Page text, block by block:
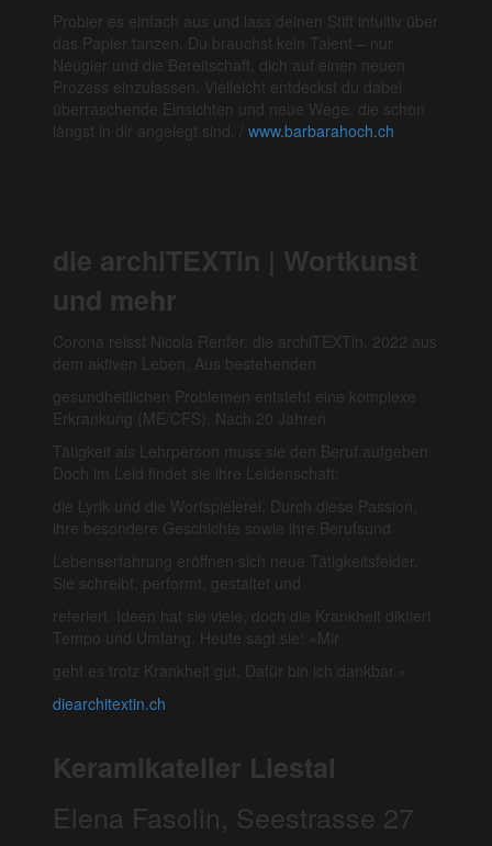
Probier es einfach aus und lass deinen Stift intuitiv über
das Papier tanzen. Du brauchst kein Talent – nur
Neugier und die Bereitschaft, dich auf einen neuen
Prozess einzulassen. Vielleicht entdeckst du dabei
überraschende Einsichten und neue Wege, die schon
längst in dir angelegt sind. /www.barbarahoch.ch
die archiTEXTin | Wortkunst
und mehr
Corona reisst Nicola Renfer, die archiTEXTin, 2022 aus
dem aktiven Leben. Aus bestehenden
gesundheitlichen Problemen entsteht eine komplexe
Erkrankung (ME/CFS). Nach 20 Jahren
Tätigkeit als Lehrperson muss sie den Beruf aufgeben.
Doch im Leid findet sie ihre Leidenschaft:
die Lyrik und die Wortspielerei. Durch diese Passion,
ihre besondere Geschichte sowie ihre Berufsund
Lebenserfahrung eröffnen sich neue Tätigkeitsfelder.
Sie schreibt, performt, gestaltet und
referiert. Ideen hat sie viele, doch die Krankheit diktiert
Tempo und Umfang. Heute sagt sie: «Mir
geht es trotz Krankheit gut. Dafür bin ich dankbar.»
diearchitextin.ch
Keramikatelier Liestal
Elena Fasolin, Seestrasse 27